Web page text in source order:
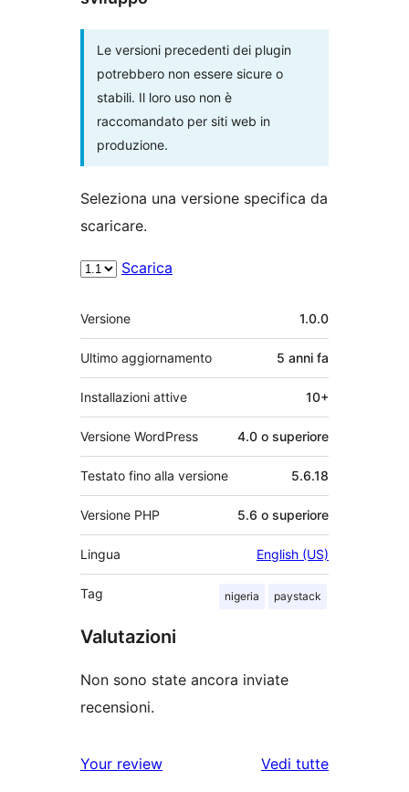
Le versioni precedenti dei plugin
potrebbero non essere sicure o
stabili. Il loro uso non è
raccomandato per siti web in
produzione.
Seleziona una versione specifica da
scaricare.
Scarica
Meta
Versione 1.0.0
Ultimo aggiornamento 5 anni fa
Installazioni attive 10+
Versione WordPress 4.0 o superiore
Testato fino alla versione 5.6.18
Versione PHP 5.6 o superiore
Lingua English (US)
Tag nigeria paystack
Valutazioni
Non sono state ancora inviate
recensioni.
Your review Vedi tuttele